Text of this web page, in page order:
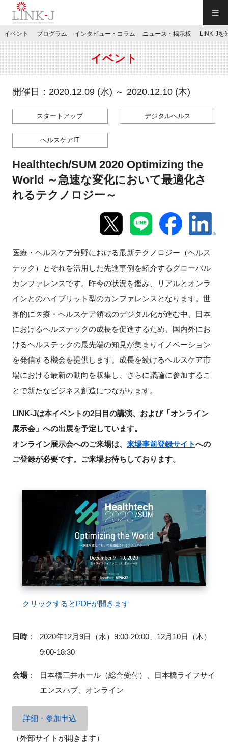
JP／EN
特別会員専用メニュー
お問い合わせ
イベント
プログラム
インタビュー・コラム
ニュース・掲示板
LINK-Jを知る
特別会員
FAQ
イベントお知らせメール登録
イベント プログラム インタビュー・コラム ニュース・掲示板 LINK-Jを
イベント
開催日：2020.12.09 (水) ～ 2020.12.10 (木)
スタートアップ デジタルヘルス
ヘルスケアIT
Healthtech/SUM 2020 Optimizing the
World ～急速な変化において最適化さ
れるテクノロジー～
医療・ヘルスケア分野における最新テクノロジー（ヘルス
テック）とそれを活用した先進事例を紹介するグローバル
カンファレンスです。昨今の状況を鑑み、リアルとオンラ
インとのハイブリット型のカンファレンスとなります。 世
界的に医療・ヘルスケア領域のデジタル化が進む中、日本
におけるヘルステックの成長を促進するため、国内外にお
けるヘルステックの最先端の知見が集まりイノベーション
を発信する機会を提供します。
成長を続けるヘルスケア市
場における最新の動向を収集し、さらに議論に参加するこ
とで新たなビジネス創造につながります。
LINK-Jは本イベントの2日目の講演、および「オンライン
展示会」への出展を予定しています。
オンライン展示会へのご来場は、 来場事前登録サイトへの
ご登録が必要です。ご来場お待ちしております。
クリックするとPDFが開きます
日時：
2020年12月9日（水）9:00-20:00、12月10日（木）
9:00-18:30
会場：
日本橋三井ホール（総合受付）、日本橋ライフサイ
エンスハブ、オンライン
詳細・参加申込
（外部サイトが開きます）